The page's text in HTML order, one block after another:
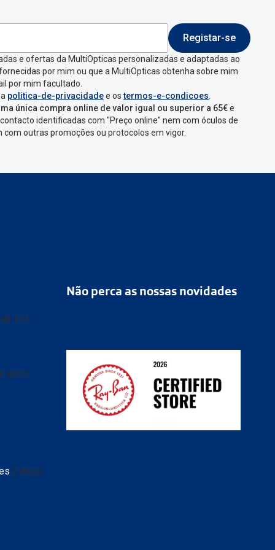
aparecer e
num ponto
com
de
Registar-se
e ofertas da MultiOpticas personalizadas e adaptadas ao
por mim ou que a MultiOpticas obtenha sobre mim
por mim facultado.
politica-de-privacidadee ostermos-e-condicoes
única compra online de valor igual ou superior a 65€e
identificadas com "Preço online" nem com óculos de
outras promoções ou protocolos em vigor.
39€
após
(FAQs)
Não perca as nossas novidades